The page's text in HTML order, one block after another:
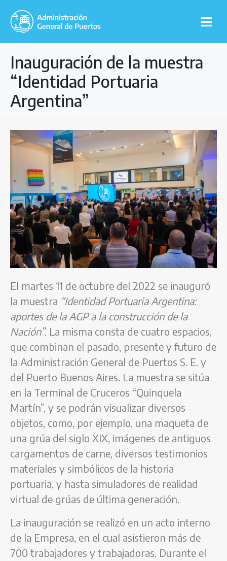
Inauguración de la muestra
“Identidad Portuaria
Argentina”
El martes 11 de octubre del 2022 se inauguró
la muestra “Identidad Portuaria Argentina:
aportes de la AGP a la construcción de la
Nación”. La misma consta de cuatro espacios,
que combinan el pasado, presente y futuro de
la Administración General de Puertos S. E. y
del Puerto Buenos Aires. La muestra se sitúa
en la Terminal de Cruceros “Quinquela
Martín”, y se podrán visualizar diversos
objetos, como, por ejemplo, una maqueta de
una grúa del siglo XIX, imágenes de antiguos
cargamentos de carne, diversos testimonios
materiales y simbólicos de la historia
portuaria, y hasta simuladores de realidad
virtual de grúas de última generación.
La inauguración se realizó en un acto interno
de la Empresa, en el cual asistieron más de
700 trabajadores y trabajadoras. Durante el